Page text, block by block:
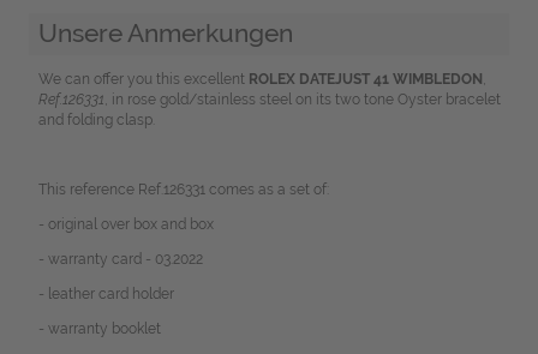
Unsere Anmerkungen
We can offer you this excellent ROLEX DATEJUST 41 WIMBLEDON ,
Ref.126331, in rose gold/stainless steel on its two tone Oyster bracelet
and folding clasp.
This reference Ref.126331 comes as a set of:
- original over box and box
- warranty card - 03.2022
- leather card holder
- warranty booklet